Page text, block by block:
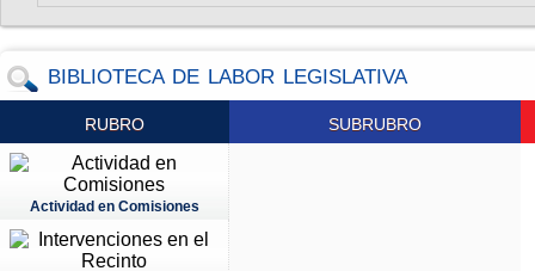
BIBLIOTECA DE LABOR LEGISLATIVA
RUBRO
Actividad en Comisiones
SUBRUBRO